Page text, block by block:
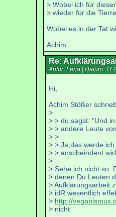
> Wobei ich für
> wieder für die
Wobei es in der Tat
Achim
Re:
Autor: Lena | Datum:
Hi,
Achim Stößer
>
> > du sagst: "Und
> > andere Leute
> >
> > Ja,das werde
> > anscheindent
>
> Sehe ich nicht so.
> denen Du Leuten
> Aufklärungsarbeit
> idR wesentlich
> http://
> nicht.